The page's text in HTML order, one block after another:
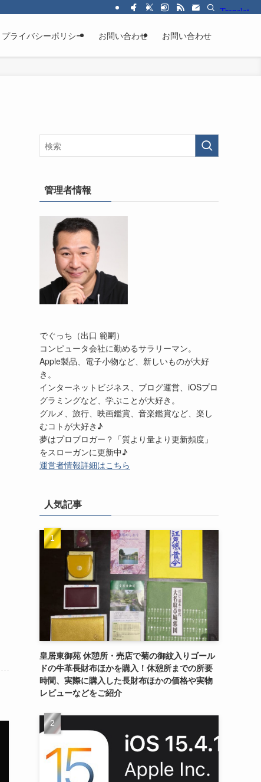
プライバシーポリシー お問い合わせ お問い合わせ
管理者情報
でぐっち（出口 範嗣）
コンピュータ会社に勤めるサラリーマン。
Apple製品、電子小物など、新しいものが大好
き。
インターネットビジネス、ブログ運営、iOSプロ
グラミングなど、学ぶことが大好き。
グルメ、旅行、映画鑑賞、音楽鑑賞など、楽し
むコトが大好き♪
夢はプロブロガー？「質より量より更新頻度」
をスローガンに更新中♪
運営者情報詳細はこちら
人気記事
皇居東御苑 休憩所・売店で菊の御紋入りゴール
ドの牛革長財布ほかを購入！休憩所までの所要
時間、実際に購入した長財布ほかの価格や実物
レビューなどをご紹介